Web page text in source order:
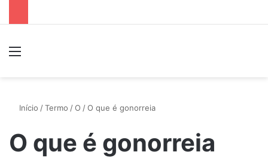
Início /Termo /O /O que é gonorreia
O que é gonorreia